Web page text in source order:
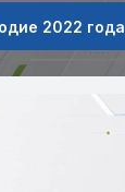
2022 года